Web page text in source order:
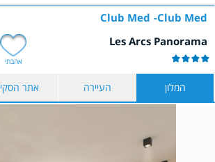
בחרו תאריך
כמות נוסעים
2 נוסעים
הצג תוצאות
Club Med
Les Arcs Panorama
Club Med
המלון העיירה אתר הסקי
אהבתי